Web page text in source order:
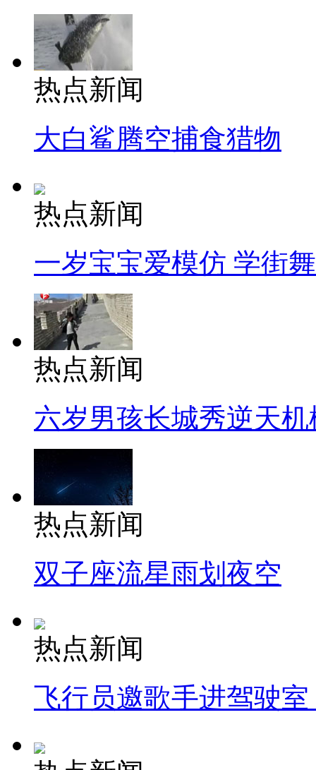
热点新闻
大白鲨腾空捕食猎物
热点新闻
一岁宝宝爱模仿 学街
热点新闻
六岁男孩长城秀逆天机
热点新闻
双子座流星雨划夜空
热点新闻
飞行员邀歌手进驾驶